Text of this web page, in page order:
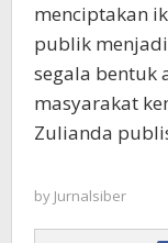
menciptakan
publik
segala bentuk
masyarakat
Zulianda
by Jurnalsiber